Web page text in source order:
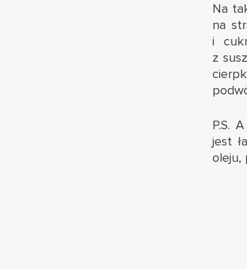
Na
na
i
z
P.S.
jest
oleju,